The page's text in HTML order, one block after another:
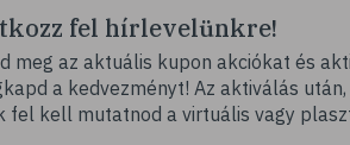
# ízületi
# ízületek
# csontok
fel hírlevelünkre!
meg az aktuális kupon akciókat és
a kedvezményt! Az aktiválás
fel kell mutatnod a virtuális vagy